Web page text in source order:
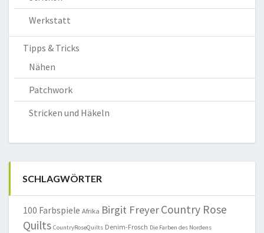
Werkstatt
Tipps & Tricks
Nähen
Patchwork
Stricken und Häkeln
SCHLAGWÖRTER
100 Farbspiele Afrika Birgit FreyerCountry Rose
Quilts CountryRoseQuilts Denim-Frosch Die Farben des Nordens